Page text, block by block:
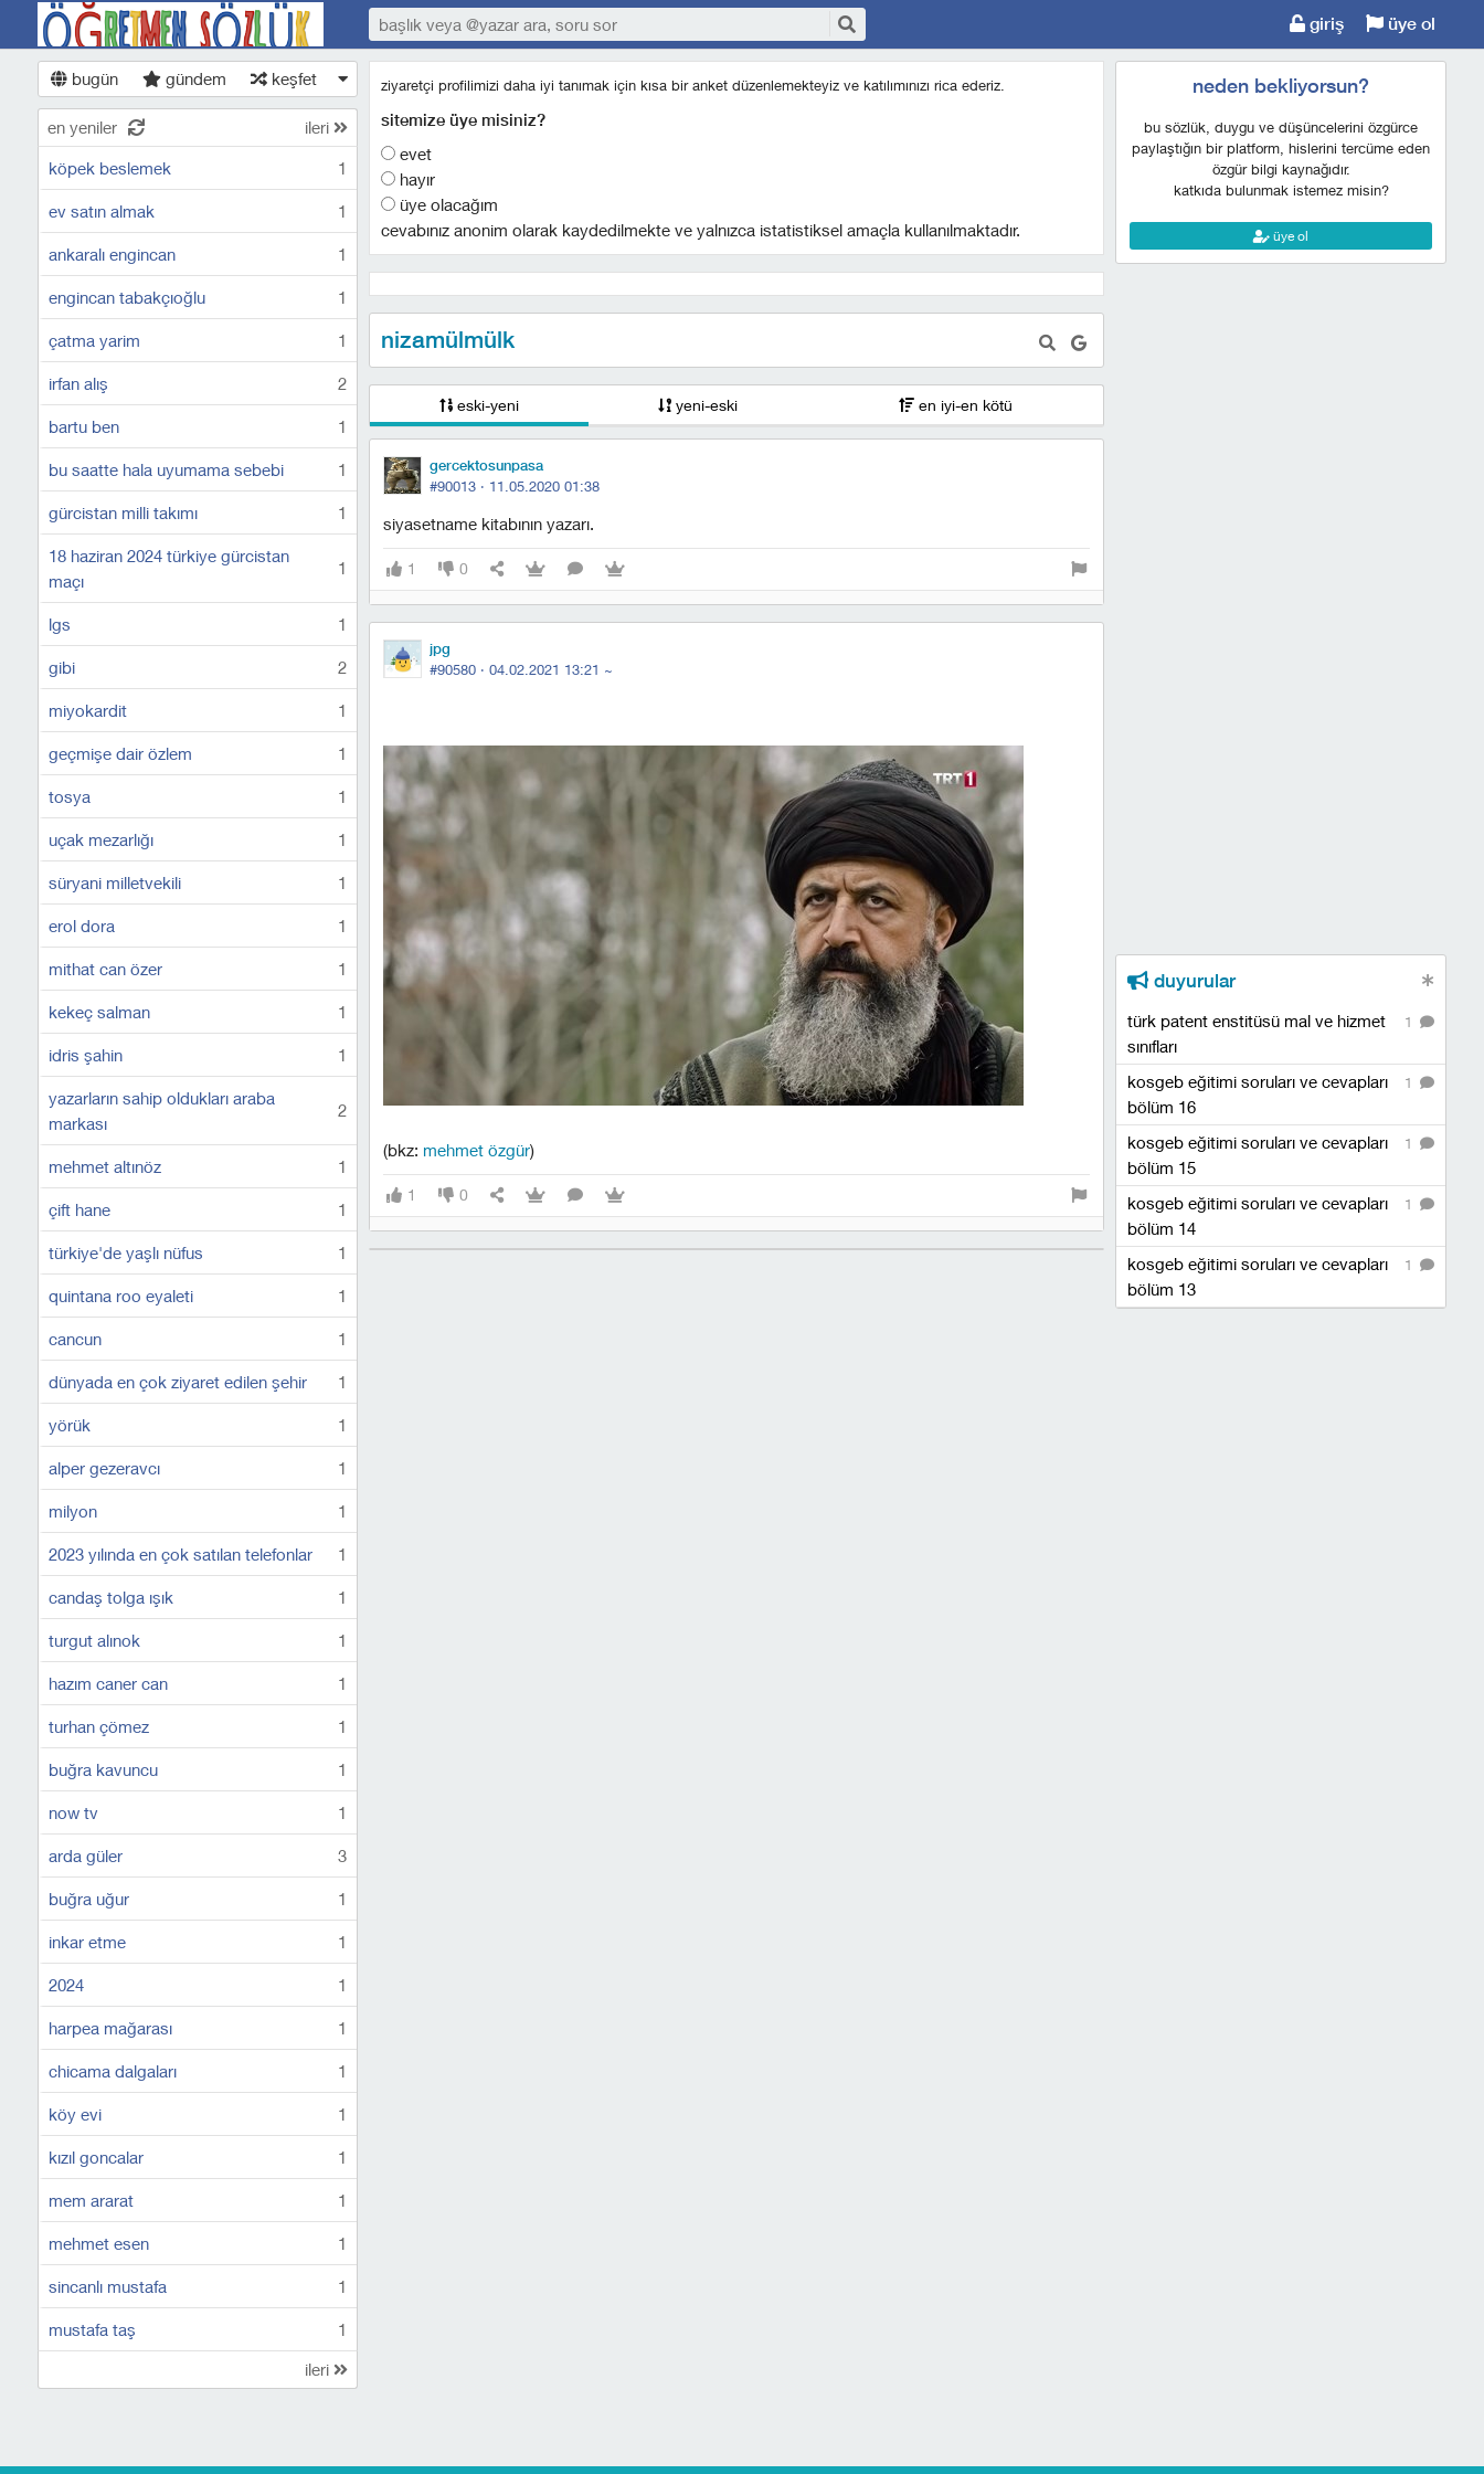
giriş üye ol
bugün gündem keşfet
en yeniler ileri
köpek beslemek 1
ev satın almak 1
ankaralı engincan 1
engincan tabakçıoğlu 1
çatma yarim 1
irfan alış 2
bartu ben 1
bu saatte hala uyumama sebebi 1
gürcistan milli takımı 1
18 haziran 2024 türkiye gürcistan
maçı
1
lgs 1
gibi 2
miyokardit 1
geçmişe dair özlem 1
tosya 1
uçak mezarlığı 1
süryani milletvekili 1
erol dora 1
mithat can özer 1
kekeç salman 1
idris şahin 1
yazarların sahip oldukları araba
markası
2
mehmet altınöz 1
çift hane 1
türkiye'de yaşlı nüfus 1
quintana roo eyaleti 1
cancun 1
dünyada en çok ziyaret edilen şehir 1
yörük 1
alper gezeravcı 1
milyon 1
2023 yılında en çok satılan telefonlar 1
candaş tolga ışık 1
turgut alınok 1
hazım caner can 1
turhan çömez 1
buğra kavuncu 1
now tv 1
arda güler 3
buğra uğur 1
inkar etme 1
2024 1
harpea mağarası 1
chicama dalgaları 1
köy evi 1
kızıl goncalar 1
mem ararat 1
mehmet esen 1
sincanlı mustafa 1
mustafa taş 1
ileri
ziyaretçi profilimizi daha iyi tanımak için kısa bir anket düzenlemekteyiz ve katılımınızı rica ederiz.
sitemize üye misiniz?
evet
hayır
üye olacağım
cevabınız anonim olarak kaydedilmekte ve yalnızca istatistiksel amaçla kullanılmaktadır.
nizamülmülk
eski-yeni yeni-eski en iyi-en kötü
gercektosunpasa
#90013 · 11.05.2020 01:38
siyasetname kitabının yazarı.
1 0
jpg
#90580 · 04.02.2021 13:21 ~
(bkz: mehmet özgür)
1 0
neden bekliyorsun?
bu sözlük, duygu ve düşüncelerini özgürce
paylaştığın bir platform, hislerini tercüme eden
özgür bilgi kaynağıdır.
katkıda bulunmak istemez misin?
üye ol
duyurular
1
türk patent enstitüsü mal ve hizmet
sınıfları
1
kosgeb eğitimi soruları ve cevapları
bölüm 16
1
kosgeb eğitimi soruları ve cevapları
bölüm 15
1
kosgeb eğitimi soruları ve cevapları
bölüm 14
1
kosgeb eğitimi soruları ve cevapları
bölüm 13